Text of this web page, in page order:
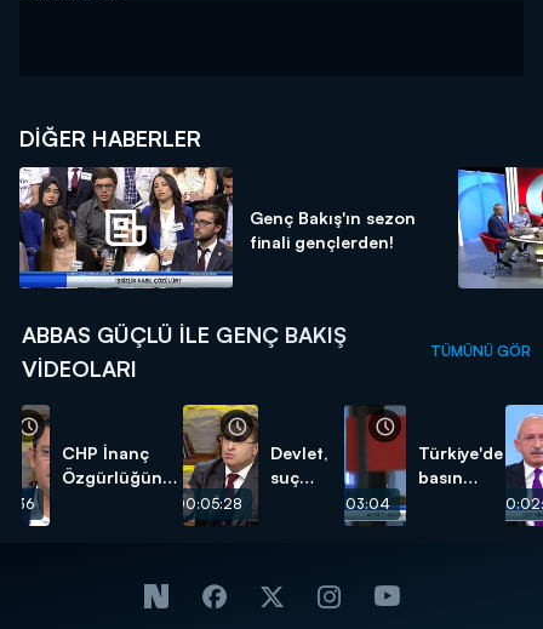
DIĞER HABERLER
Genç Bakış'ın sezon
finali gençlerden!
ABBAS GÜÇLÜ ILE GENÇ BAKIŞ
VIDEOLARI
TÜMÜNÜ GÖR
CHP İnanç
Özgürlüğünde
00:05:28
Devlet,
suç
kalamaz!
00:03:04
Türkiye'de
basın